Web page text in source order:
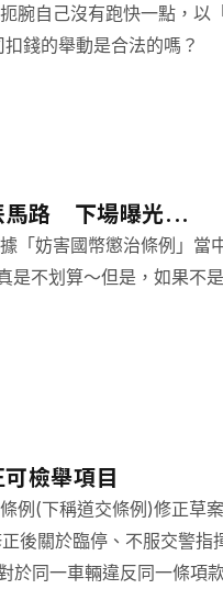
腕自己沒有跑快一點，以
錢的舉動是合法的嗎？
馬路 下場曝光...
「妨害國幣懲治條例」當
是不划算～但是，如果不
檢舉項目
例(下稱道交條例)修正草
後關於臨停、不服交警
於同一車輛違反同一條項